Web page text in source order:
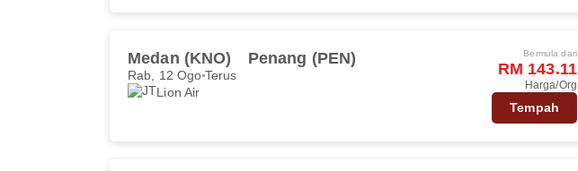
Medan (KNO) Penang (PEN)
Rab, 12 Ogo Terus
Lion Air
Bermula dari
RM 143.11
Harga/Org
Tempah